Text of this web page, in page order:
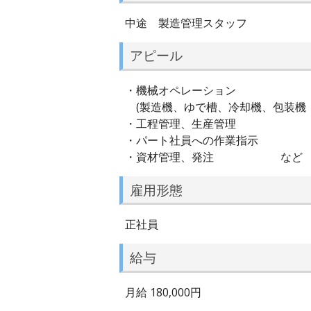
中途 製造管理スタッフ
アピール
・機械オペレーション
(製造機、ゆで槽、冷却機、包装
・工程管理、生産管理
・パート社員への作業指示
・資材管理、発注 など
雇用形態
正社員
給与
月給 180,000円